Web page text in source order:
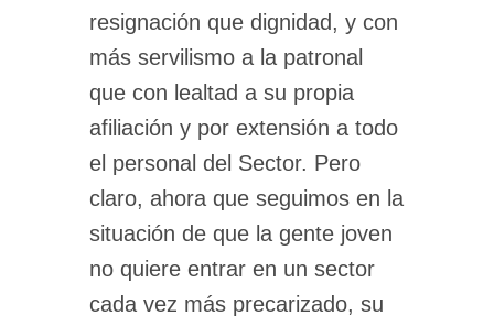
resignación que dignidad, y con
más servilismo a la patronal
que con lealtad a su propia
afiliación y por extensión a todo
el personal del Sector. Pero
claro, ahora que seguimos en la
situación de que la gente joven
no quiere entrar en un sector
cada vez más precarizado, su